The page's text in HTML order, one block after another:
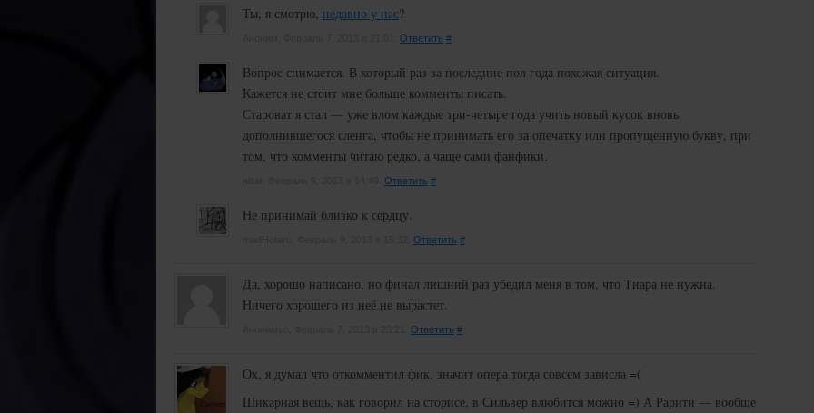
Ты, я смотрю, недавно у нас?
Ответить #
Вопрос снимается. В который раз за последние пол года похожая ситуация.
Кажется не стоит мне больше комменты писать.
Староват я стал — уже влом каждые три-четыре года учить новый кусок вновь
дополнившегося сленга, чтобы не принимать его за опечатку или пропущенную букву, при
том, что комменты читаю редко, а чаще сами фанфики.
Ответить #
Не принимай близко к сердцу.
Ответить #
Да, хорошо написано, но финал лишний раз убедил меня в том, что Тиара не нужна.
Ничего хорошего из неё не вырастет.
Ответить #
Ох, я думал что откомментил фик, значит опера тогда совсем зависла =(
Шикарная вещь, как говорил на сторисе, в Сильвер влюбится можно =) А Рарити — вообще